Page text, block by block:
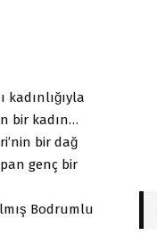
bir kadın…
bir dağ
genç bir
Bodrumlu